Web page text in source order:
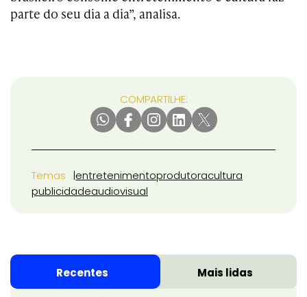
parte do seu dia a dia”, analisa.
COMPARTILHE:
Temas entretenimentoprodutoracultura
publicidadeaudiovisual
Recentes Mais lidas